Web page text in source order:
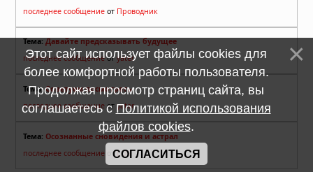
последнее сообщение от Проводник
Тема: Давайте предсказывать будущее
последнее сообщениеотyater
Тема:Советуем посмотреть
последнее сообщение от yater
Тема: Осознанные сновидения и астрал
последнее сообщение отLOG
Этот сайт использует файлы cookies для
более комфортной работы пользователя.
Продолжая просмотр страниц сайта, вы
соглашаетесь сПолитикой использования
файлов cookies.
СОГЛАСИТЬСЯ